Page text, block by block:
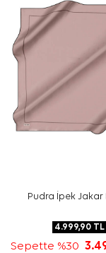
Pudra İpek Jakar
4.999,90TL
Sepette %30